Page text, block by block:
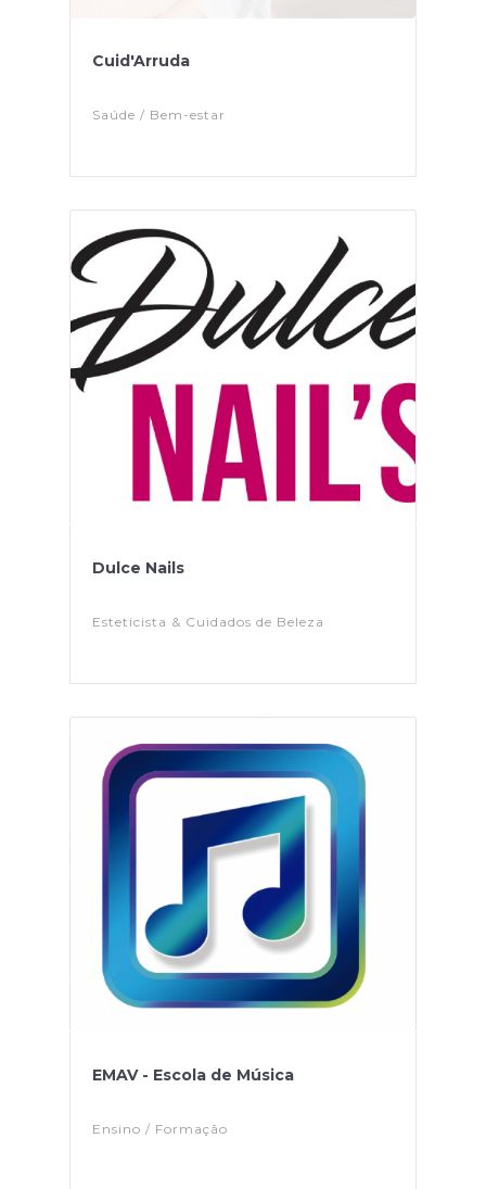
Cuid'Arruda
Saúde / Bem-estar
Dulce Nails
Esteticista & Cuidados de Beleza
EMAV - Escola de Música
Ensino / Formação